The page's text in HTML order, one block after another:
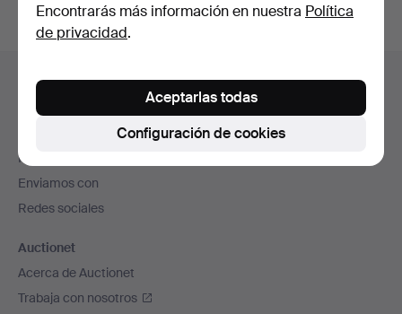
en
de
página
Ayuda y contacto
Contacta con el servicio de atención al cliente
Todas las casas de subastas
Modos de pago
Enviamos con
Redes sociales
Auctionet
Acerca de Auctionet
Trabaja con nosotros
Encontrarás más información en nuestra Política
de privacidad.
Configuración de cookies
Aceptarlas todas